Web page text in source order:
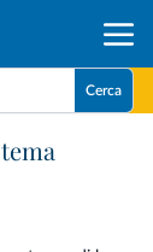
Cerca